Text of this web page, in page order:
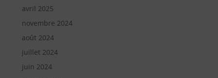
avril 2025
novembre 2024
août 2024
juillet 2024
juin 2024